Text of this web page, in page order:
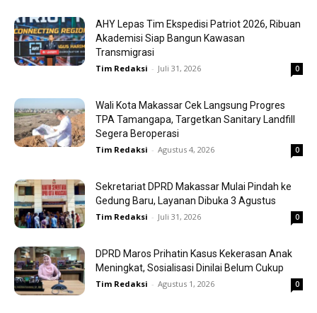
AHY Lepas Tim Ekspedisi Patriot 2026, Ribuan
Akademisi Siap Bangun Kawasan
Transmigrasi
Tim Redaksi - Juli 31, 2026 0
Wali Kota Makassar Cek Langsung Progres
TPA Tamangapa, Targetkan Sanitary Landfill
Segera Beroperasi
Tim Redaksi - Agustus 4, 2026 0
Sekretariat DPRD Makassar Mulai Pindah ke
Gedung Baru, Layanan Dibuka 3 Agustus
Tim Redaksi - Juli 31, 2026 0
DPRD Maros Prihatin Kasus Kekerasan Anak
Meningkat, Sosialisasi Dinilai Belum Cukup
Tim Redaksi - Agustus 1, 2026 0